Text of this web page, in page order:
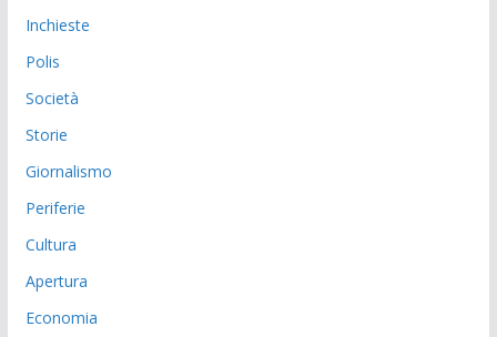
Inchieste
Polis
Società
Storie
Giornalismo
Periferie
Cultura
Apertura
Economia